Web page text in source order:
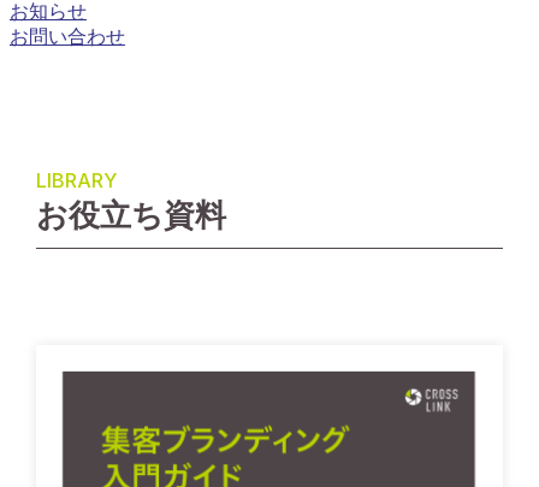
お知らせ
お問い合わせ
LIBRARY
お役立ち資料